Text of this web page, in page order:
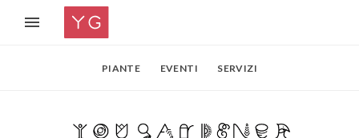
PIANTE EVENTI SERVIZI